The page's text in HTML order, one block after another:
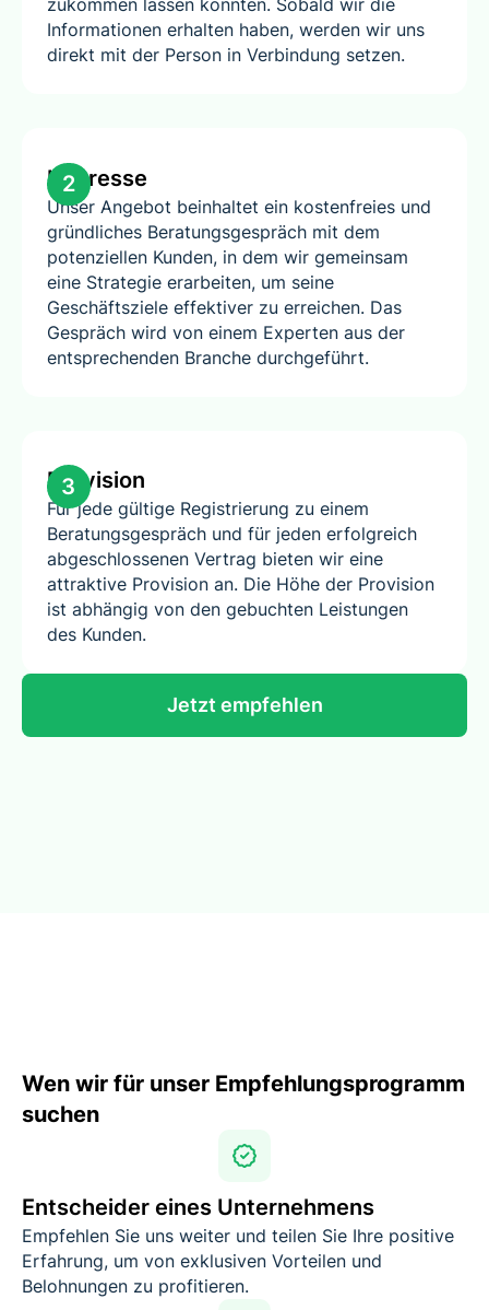
zukommen lassen könnten. Sobald wir die
Informationen erhalten haben, werden wir uns
direkt mit der Person in Verbindung setzen.
Interesse
Unser Angebot beinhaltet ein kostenfreies und
gründliches Beratungsgespräch mit dem
potenziellen Kunden, in dem wir gemeinsam
eine Strategie erarbeiten, um seine
Geschäftsziele effektiver zu erreichen. Das
Gespräch wird von einem Experten aus der
entsprechenden Branche durchgeführt.
2
Provision
Für jede gültige Registrierung zu einem
Beratungsgespräch und für jeden erfolgreich
abgeschlossenen Vertrag bieten wir eine
attraktive Provision an. Die Höhe der Provision
ist abhängig von den gebuchten Leistungen
des Kunden.
3
Jetzt empfehlen
Wen wir für unser Empfehlungsprogramm
suchen
Entscheider eines Unternehmens
Empfehlen Sie uns weiter und teilen Sie Ihre positive
Erfahrung, um von exklusiven Vorteilen und
Belohnungen zu profitieren.